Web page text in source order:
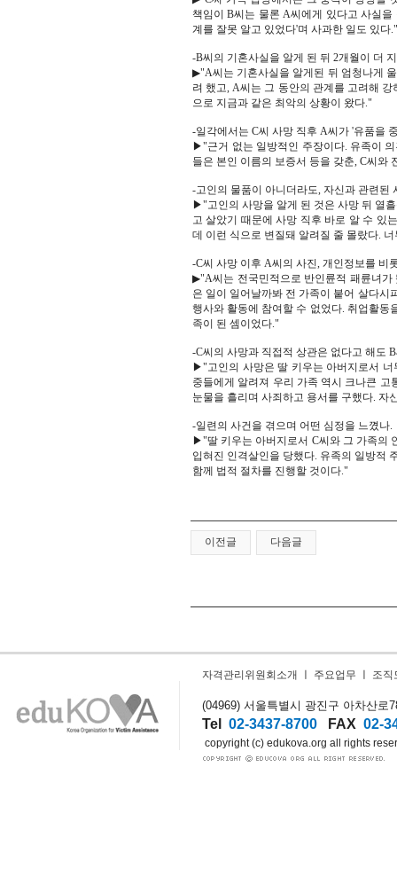
책임이 B씨는 물론 A씨에게 있다고 사실
계를 잘못 알고 있었다'며 사과한 일도 있다."
-B씨의 기혼사실을 알게 된 뒤 2개월이 더
▶"A씨는 기혼사실을 알게된 뒤 엄청나게
려 했고, A씨는 그 동안의 관계를 고려해
으로 지금과 같은 최악의 상황이 왔다."
-일각에서는 C씨 사망 직후 A씨가 '유품을
▶"근거 없는 일방적인 주장이다. 유족이
들은 본인 이름의 보증서 등을 갖춘, C씨와
-고인의 물품이 아니더라도, 자신과 관련된
▶"고인의 사망을 알게 된 것은 사망 뒤 열
고 살았기 때문에 사망 직후 바로 알 수 있
데 이런 식으로 변질돼 알려질 줄 몰랐다.
-C씨 사망 이후 A씨의 사진, 개인정보를 비
▶"A씨는 전국민적으로 반인륜적 패륜녀가
은 일이 일어날까봐 전 가족이 붙어 살다시
행사와 활동에 참여할 수 없었다. 취업활동
족이 된 셈이었다."
-C씨의 사망과 직접적 상관은 없다고 해도
▶"고인의 사망은 딸 키우는 아버지로서 너
중들에게 알려져 우리 가족 역시 크나큰
눈물을 흘리며 사죄하고 용서를 구했다. 자
-일련의 사건을 겪으며 어떤 심정을 느꼈나.
▶"딸 키우는 아버지로서 C씨와 그 가족의
입혀진 인격살인을 당했다. 유족의 일방적
함께 법적 절차를 진행할 것이다."
이전글 다음글
자격관리위원회소개 주요업무 조직
(04969) 서울특별시 광진구 아차산로
Tel 02-3437-8700 FAX 02-
copyright (c) edukova.org all rights